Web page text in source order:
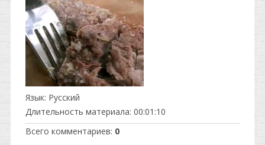
Язык: Русский
Длительность материала: 00:01:10
Всего комментариев: 0